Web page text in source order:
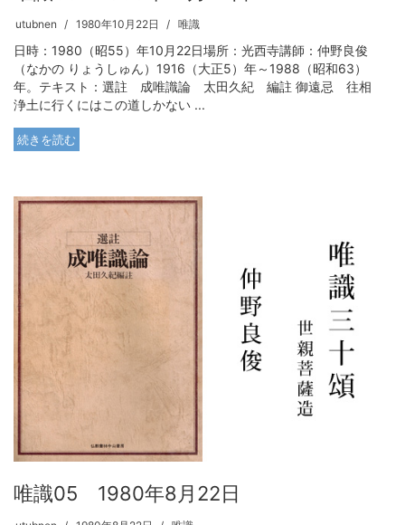
utubnen 1980年10月22日 唯識
日時：1980（昭55）年10月22日場所：光西寺講師：仲野良俊
（なかの りょうしゅん）1916（大正5）年～1988（昭和63）
年。テキスト：選註 成唯識論 太田久紀 編註 御遠忌 往相
浄土に行くにはこの道しかない ...
続きを読む
唯識05 1980年8月22日